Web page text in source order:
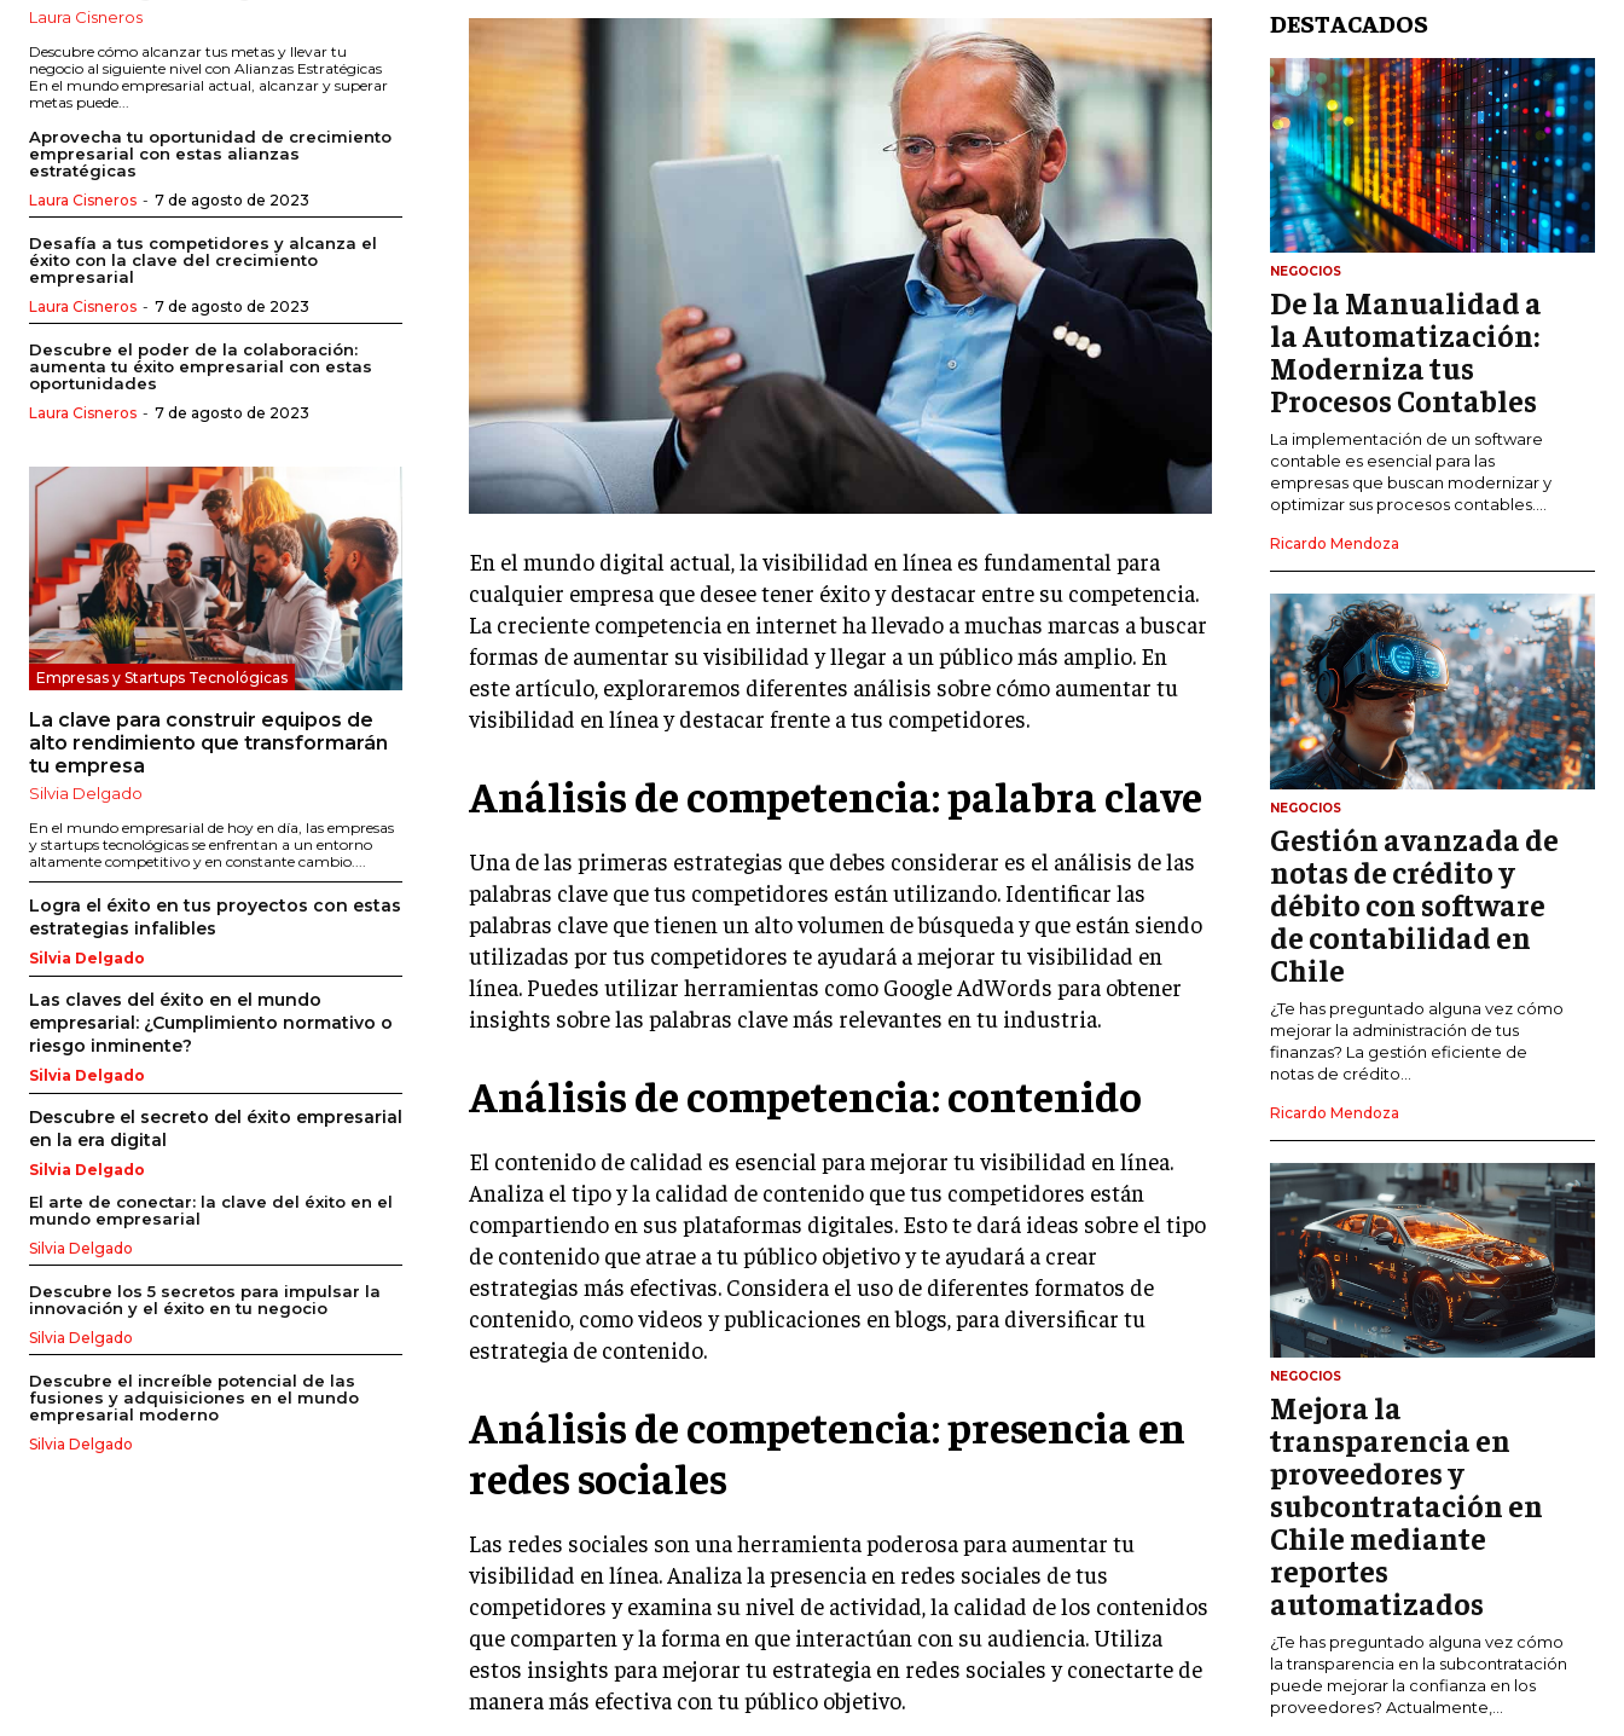
LIFESTYLE
MARKETING
ESTRATEGIAS DE MARKETING
AGENCIAS DE POSICIONAMIENTO WEB
SEO
VENTA DE ENLACES
MARKETING DIGITAL
PUBLICIDAD
VENTAS Y PERSUASIÓN
GESTIÓN DE PRODUCTOS
COMUNICACIÓN CORPORATIVA
GESTIÓN DE MARCA
INVESTIGACIÓN DE MERCADO
ANÁLISIS DE COMPETENCIA
GESTIÓN DE CLIENTES
EMPRENDIMIENTO
INNOVACIÓN EMPRESARIAL
GESTIÓN DEL CAMBIO
LIDERAZGO
EMPRENDIMIENTO
PLANIFICACIÓN EMPRESARIAL
FINANZAS
FINANZAS Y CONTABILIDAD
GESTIÓN DE RECURSOS FINANCIEROS
INVERSIONES Y MERCADOS FINANCIEROS
CONTABILIDAD EMPRESARIAL
ECONOMÍA EMPRESARIAL
INTERNACIONAL
NEGOCIOS INTERNACIONALES
COMERCIO INTERNACIONAL
EXPANSIÓN GLOBAL
Laura Cisneros
Descubre cómo alcanzar tus metas y llevar tu
negocio al siguiente nivel con Alianzas Estratégicas
En el mundo empresarial actual, alcanzar y superar
metas puede...
Aprovecha tu oportunidad de crecimiento
empresarial con estas alianzas
estratégicas
Laura Cisneros - 7 de agosto de 2023
Desafía a tus competidores y alcanza el
éxito con la clave del crecimiento
empresarial
Laura Cisneros - 7 de agosto de 2023
Descubre el poder de la colaboración:
aumenta tu éxito empresarial con estas
oportunidades
Laura Cisneros - 7 de agosto de 2023
Empresas y Startups Tecnológicas
La clave para construir equipos de
alto rendimiento que transformarán
tu empresa
Silvia Delgado
En el mundo empresarial de hoy en día, las empresas
y startups tecnológicas se enfrentan a un entorno
altamente competitivo y en constante cambio....
Logra el éxito en tus proyectos con estas
estrategias infalibles
Silvia Delgado
Las claves del éxito en el mundo
empresarial: ¿Cumplimiento normativo o
riesgo inminente?
Silvia Delgado
Descubre el secreto del éxito empresarial
en la era digital
Silvia Delgado
El arte de conectar: la clave del éxito en el
mundo empresarial
Silvia Delgado
Descubre los 5 secretos para impulsar la
innovación y el éxito en tu negocio
Silvia Delgado
Descubre el increíble potencial de las
fusiones y adquisiciones en el mundo
empresarial moderno
Silvia Delgado
En el mundo digital actual, la visibilidad en línea es fundamental para
cualquier empresa que desee tener éxito y destacar entre su competencia.
La creciente competencia en internet ha llevado a muchas marcas a buscar
formas de aumentar su visibilidad y llegar a un público más amplio. En
este artículo, exploraremos diferentes análisis sobre cómo aumentar tu
visibilidad en línea y destacar frente a tus competidores.
Análisis de competencia: palabra clave
Una de las primeras estrategias que debes considerar es el análisis de las
palabras clave que tus competidores están utilizando. Identificar las
palabras clave que tienen un alto volumen de búsqueda y que están siendo
utilizadas por tus competidores te ayudará a mejorar tu visibilidad en
línea. Puedes utilizar herramientas como Google AdWords para obtener
insights sobre las palabras clave más relevantes en tu industria.
Análisis de competencia: contenido
El contenido de calidad es esencial para mejorar tu visibilidad en línea.
Analiza el tipo y la calidad de contenido que tus competidores están
compartiendo en sus plataformas digitales. Esto te dará ideas sobre el tipo
de contenido que atrae a tu público objetivo y te ayudará a crear
estrategias más efectivas. Considera el uso de diferentes formatos de
contenido, como videos y publicaciones en blogs, para diversificar tu
estrategia de contenido.
Análisis de competencia: presencia en
redes sociales
Las redes sociales son una herramienta poderosa para aumentar tu
visibilidad en línea. Analiza la presencia en redes sociales de tus
competidores y examina su nivel de actividad, la calidad de los contenidos
que comparten y la forma en que interactúan con su audiencia. Utiliza
estos insights para mejorar tu estrategia en redes sociales y conectarte de
manera más efectiva con tu público objetivo.
DESTACADOS
NEGOCIOS
De la Manualidad a
la Automatización:
Moderniza tus
Procesos Contables
La implementación de un software
contable es esencial para las
empresas que buscan modernizar y
optimizar sus procesos contables....
Ricardo Mendoza
NEGOCIOS
Gestión avanzada de
notas de crédito y
débito con software
de contabilidad en
Chile
¿Te has preguntado alguna vez cómo
mejorar la administración de tus
finanzas? La gestión eficiente de
notas de crédito...
Ricardo Mendoza
NEGOCIOS
Mejora la
transparencia en
proveedores y
subcontratación en
Chile mediante
reportes
automatizados
¿Te has preguntado alguna vez cómo
la transparencia en la subcontratación
puede mejorar la confianza en los
proveedores? Actualmente,...